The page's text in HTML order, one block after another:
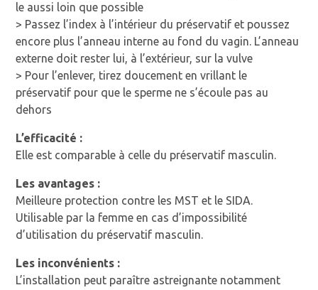
le aussi loin que possible
> Passez l’index à l’intérieur du préservatif et poussez
encore plus l’anneau interne au fond du vagin. L’anneau
externe doit rester lui, à l’extérieur, sur la vulve
> Pour l’enlever, tirez doucement en vrillant le
préservatif pour que le sperme ne s’écoule pas au
dehors
L’efficacité :
Elle est comparable à celle du préservatif masculin.
Les avantages :
Meilleure protection contre les MST et le SIDA.
Utilisable par la femme en cas d’impossibilité
d’utilisation du préservatif masculin.
Les inconvénients :
L’installation peut paraître astreignante notamment